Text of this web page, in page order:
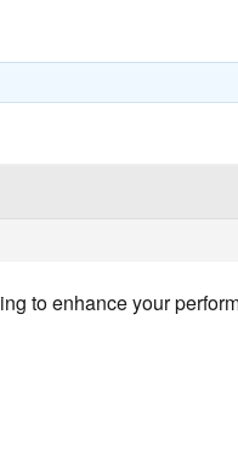
to enhance your